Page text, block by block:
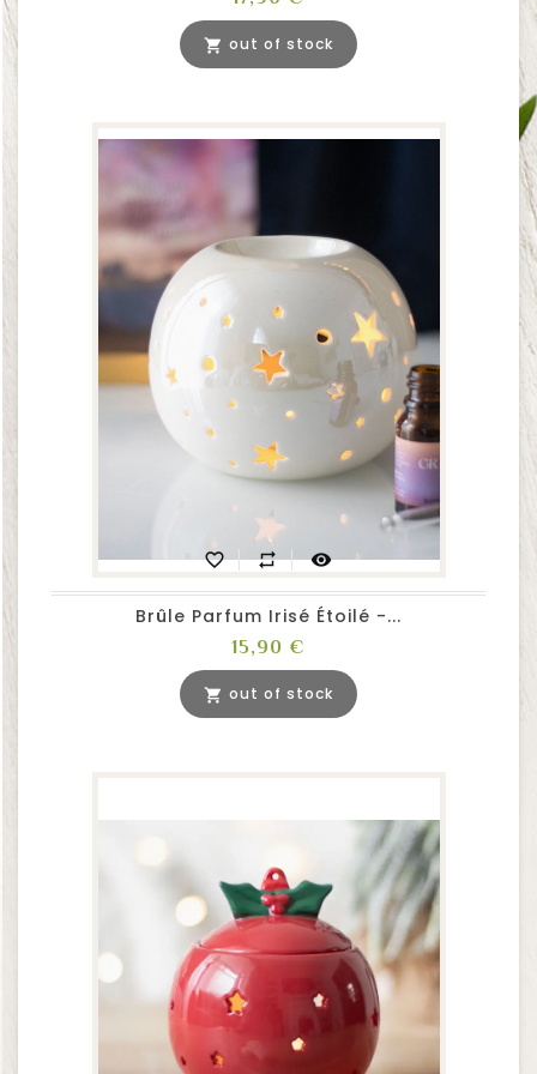
shopping_cart out of stock
favorite_border repeat visibility
Brûle Parfum Irisé Étoilé -...
Prix
15,90 €
shopping_cart out of stock